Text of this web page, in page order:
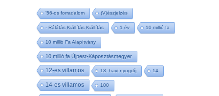
'56-os forradalom (V)észjelzés
- Rálátás Kiállítás Kiállítás 1 év 10 millió fa
10 millió Fa Alapítvány
10 millió fa Újpest-Káposztásmegyer
12-es villamos 13. havi nyugdíj 14
14-es villamos 100